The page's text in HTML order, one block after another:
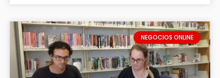
NEGOCIOS ONLINE